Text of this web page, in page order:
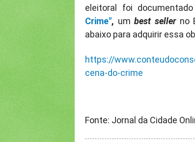
eleitoral foi
Crime", umbest sellerno
abaixo para adquirir essa
https://
cena-do-crime
Fonte: Jornal da Cidade